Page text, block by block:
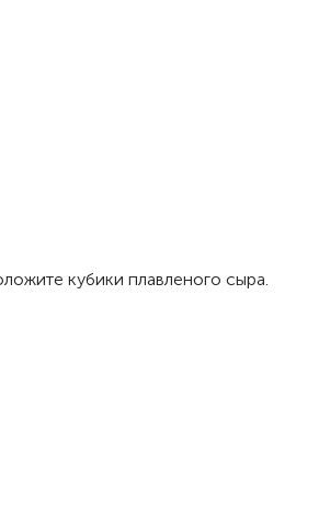
кубики плавленого сыра.